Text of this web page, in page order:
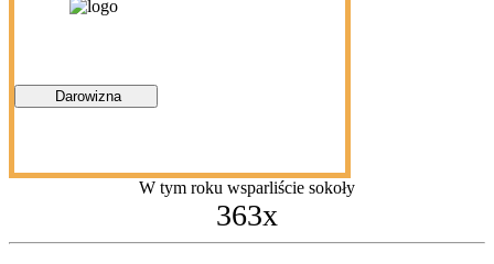
Darowizna
W tym roku wsparliście sokoły
363x